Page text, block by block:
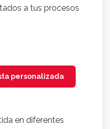
a tus procesos
personalizada
en diferentes